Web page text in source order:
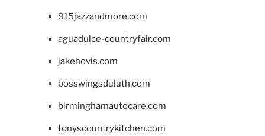
915jazzandmore.com
aguadulce-countryfair.com
jakehovis.com
bosswingsduluth.com
birminghamautocare.com
tonyscountrykitchen.com